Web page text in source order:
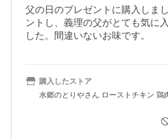
父の日のプレゼントに購入しま
ントし、義理の父がとても気に
した。間違いないお味です。
購入したストア
水郷のとりやさん ローストチキン 鶏